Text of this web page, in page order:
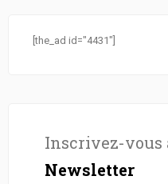
[the_ad id="4431"]
Inscrivez-vous
Newsletter